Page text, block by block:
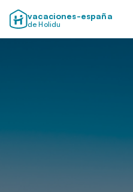
vacaciones-españa
de Holidu